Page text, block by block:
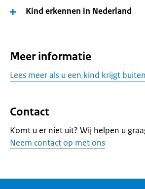
Kind erkennen in Nederland
Meer informatie
Lees meer als u een kind krijgt
Contact
Komt u er niet uit? Wij helpen u
Neem contact op met ons